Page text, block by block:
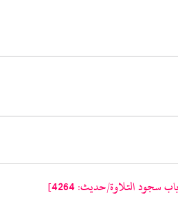
التلاوة/حدیث: 4264]